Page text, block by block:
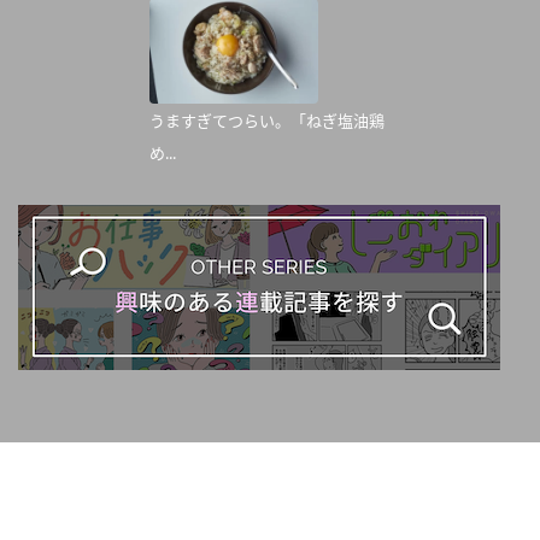
うますぎてつらい。「ねぎ塩油鶏
め...